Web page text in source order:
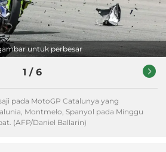
untuk perbesar
1 / 6
pada MotoGP Catalunya yang
Montmelo, Spanyol pada Minggu
(AFP/Daniel Ballarin)